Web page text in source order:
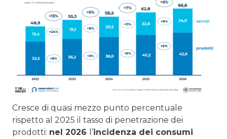
Cresce di quasi mezzo punto percentuale
rispetto al 2025 il tasso di penetrazione dei
prodotti: nel 2026 l’incidenza dei consumi